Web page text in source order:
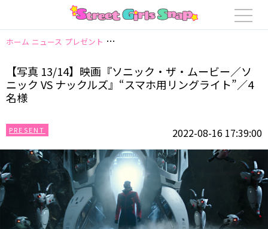
ホーム ニュース プレゼント 【写真 13/14】映画『ソニック・ザ・ムービ
【写真 13/14】映画『ソニック・ザ・ムービー／ソ
ニック VS ナックルズ』“スマホ用リングライト”／4
名様
PRESENT 2022-08-16 17:39:00